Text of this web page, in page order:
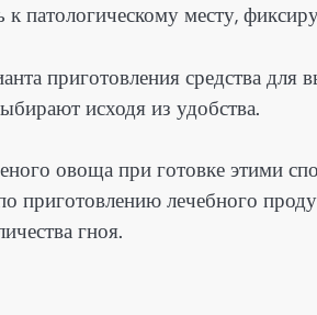
к патологическому месту,
приготовления средства
исходя из удобства.
овоща при готовке этими
приготовлению лечебного
гноя.